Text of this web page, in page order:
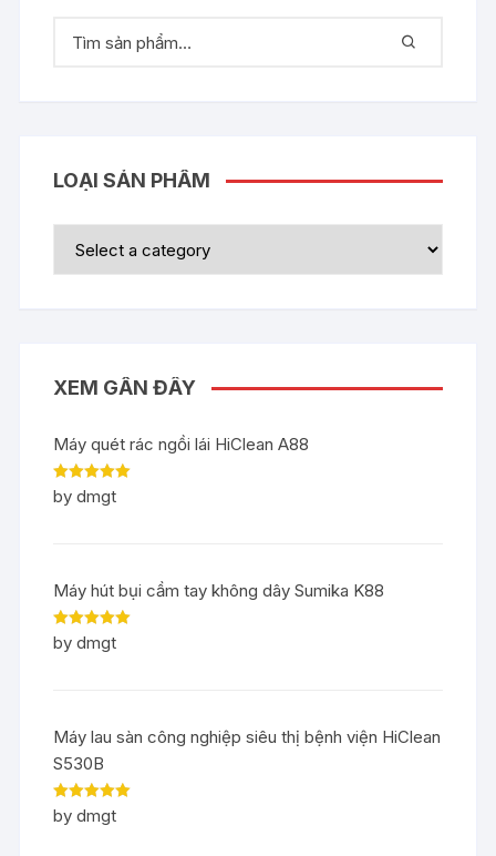
LOẠI SẢN PHẨM
XEM GẦN ĐÂY
Máy quét rác ngồi lái HiClean A88
Rated5out
of 5
by dmgt
Máy hút bụi cầm tay không dây Sumika K88
Rated5out
of 5
by dmgt
Máy lau sàn công nghiệp siêu thị bệnh viện HiClean
S530B
Rated5out
of 5
by dmgt